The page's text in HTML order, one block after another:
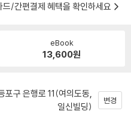
드/간편결제 혜택을 확인하세요
eBook
13,600원
포구 은행로 11(여의도동,
일신빌딩)
변경